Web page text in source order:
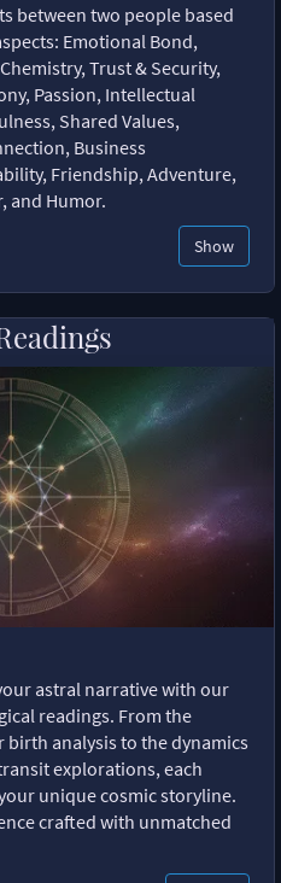
between two people based
Emotional Bond,
Trust & Security,
Passion, Intellectual
Shared Values,
Business
Friendship, Adventure,
and Humor.
Show
astral narrative with our
readings. From the
analysis to the dynamics
explorations, each
unique cosmic storyline.
crafted with unmatched